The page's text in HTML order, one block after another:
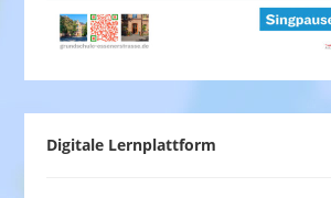
Digitale Lernplattform